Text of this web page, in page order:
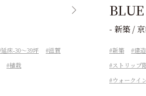
延床-30～39坪 滋賀
植栽
- 新築 /
新築 建
ストリップ
ウォークイ